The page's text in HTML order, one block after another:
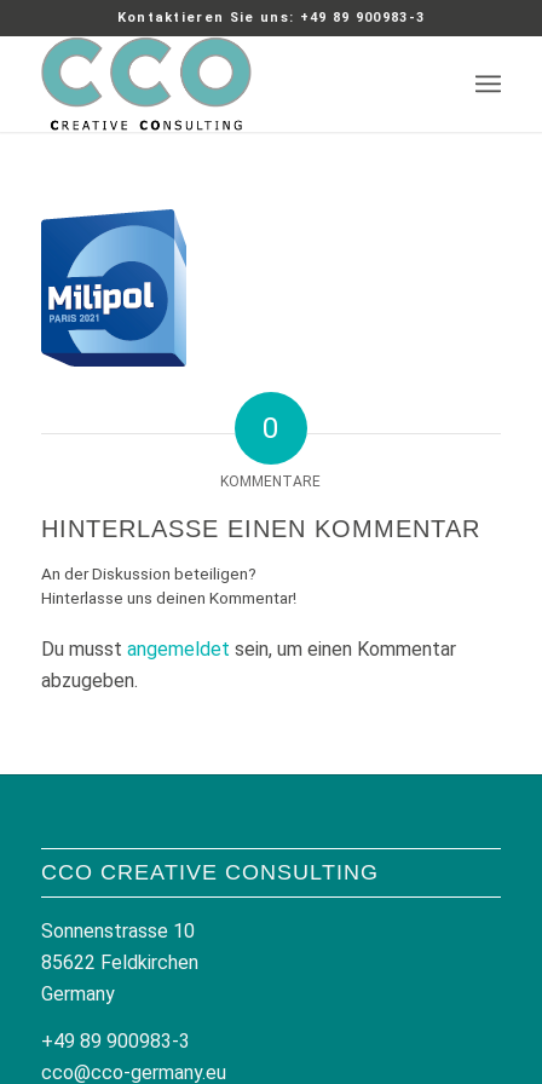
Kontaktieren Sie uns: +49 89 900983-3
0
KOMMENTARE
HINTERLASSE EINEN KOMMENTAR
An der Diskussion beteiligen?
Hinterlasse uns deinen Kommentar!
Du musst angemeldet sein, um einen Kommentar
abzugeben.
CCO CREATIVE CONSULTING
Sonnenstrasse 10
85622 Feldkirchen
Germany
+49 89 900983-3
cco@cco-germany.eu